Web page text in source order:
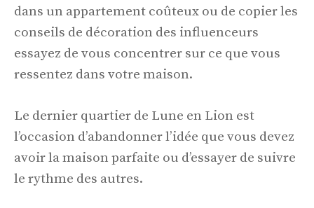
dans un appartement coûteux ou de copier les
conseils de décoration des influenceurs
essayez de vous concentrer sur ce que vous
ressentez dans votre maison.
Le dernier quartier de Lune en Lion est
l’occasion d’abandonner l’idée que vous devez
avoir la maison parfaite ou d’essayer de suivre
le rythme des autres.